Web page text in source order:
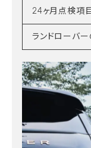
24ヶ月点検項
ランドローバ